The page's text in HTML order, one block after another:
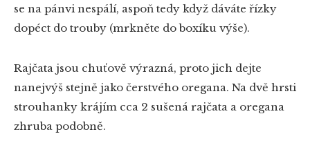
se na pánvi nespálí, aspoň tedy když dáváte řízky
dopéct do trouby (mrkněte do boxíku výše).
Rajčata jsou chuťově výrazná, proto jich dejte
nanejvýš stejně jako čerstvého oregana. Na dvě hrsti
strouhanky krájím cca 2 sušená rajčata a oregana
zhruba podobně.